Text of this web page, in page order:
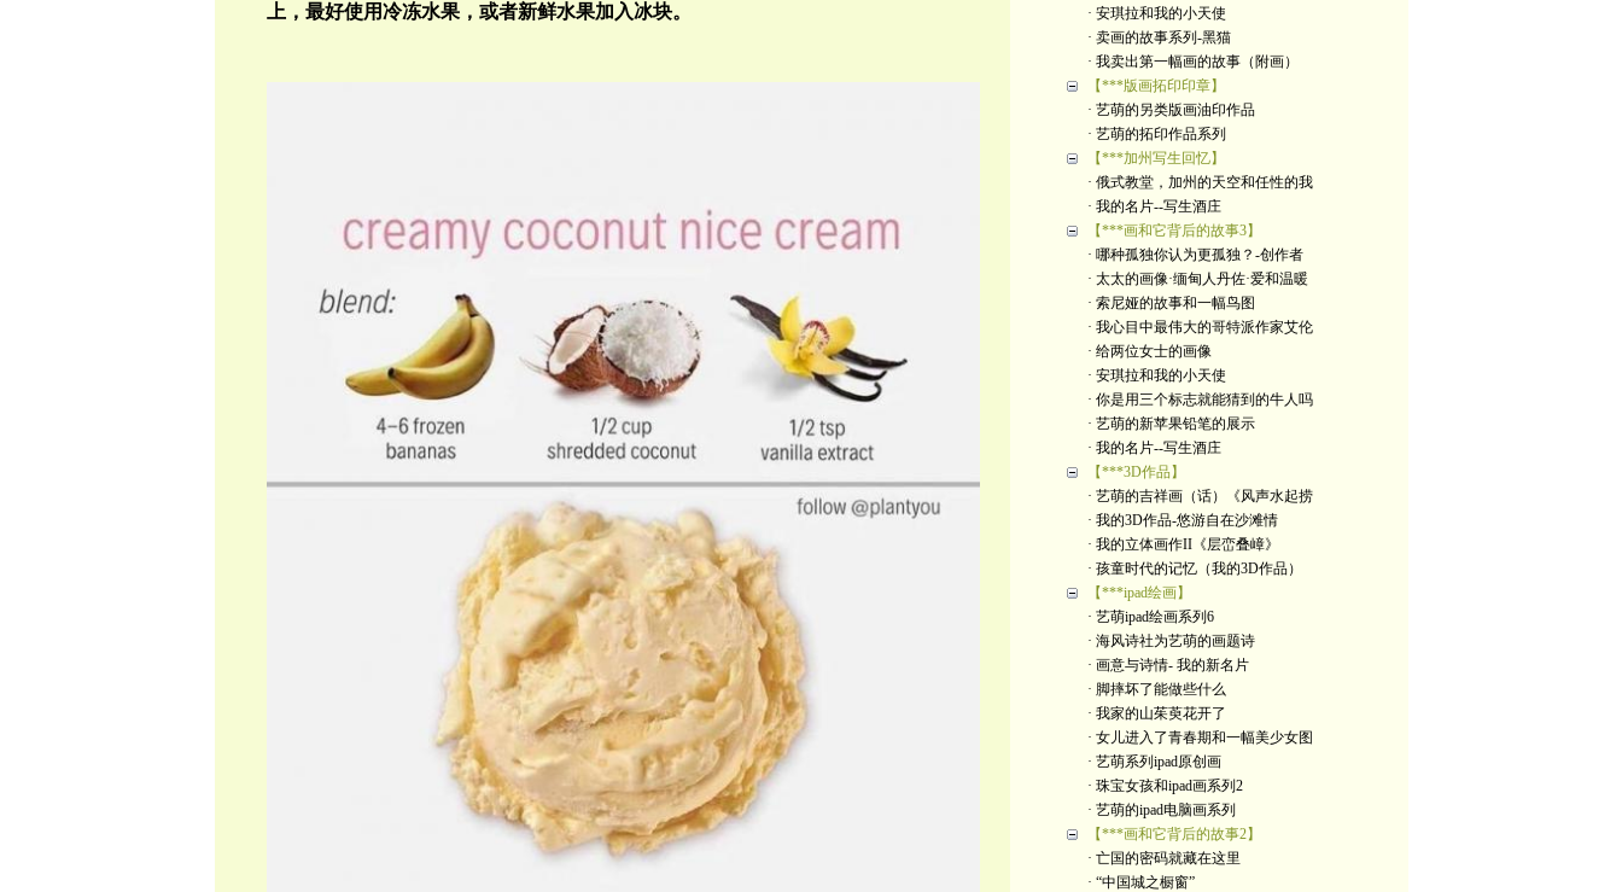
上，最好使用冷冻水果，或者新鲜水果加入冰块。
· 安琪拉和我的小天使
· 卖画的故事系列-黑猫
· 我卖出第一幅画的故事（附画）
【***版画拓印印章】
· 艺萌的另类版画油印作品
· 艺萌的拓印作品系列
【***加州写生回忆】
· 俄式教堂，加州的天空和任性的我
· 我的名片--写生酒庄
【***画和它背后的故事3】
· 哪种孤独你认为更孤独？-创作者
· 太太的画像·缅甸人丹佐·爱和温暖
· 索尼娅的故事和一幅鸟图
· 我心目中最伟大的哥特派作家艾伦
· 给两位女士的画像
· 安琪拉和我的小天使
· 你是用三个标志就能猜到的牛人吗
· 艺萌的新苹果铅笔的展示
· 我的名片--写生酒庄
【***3D作品】
· 艺萌的吉祥画（话）《风声水起捞
· 我的3D作品-悠游自在沙滩情
· 我的立体画作II《层峦叠嶂》
· 孩童时代的记忆（我的3D作品）
【***ipad绘画】
· 艺萌ipad绘画系列6
· 海风诗社为艺萌的画题诗
· 画意与诗情- 我的新名片
· 脚摔坏了能做些什么
· 我家的山茱萸花开了
· 女儿进入了青春期和一幅美少女图
· 艺萌系列ipad原创画
· 珠宝女孩和ipad画系列2
· 艺萌的ipad电脑画系列
【***画和它背后的故事2】
· 亡国的密码就藏在这里
· “中国城之橱窗”